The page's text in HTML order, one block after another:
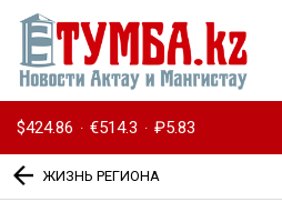
$424.86 · €514.3 · ₽5.83
ЖИЗНЬ РЕГИОНА